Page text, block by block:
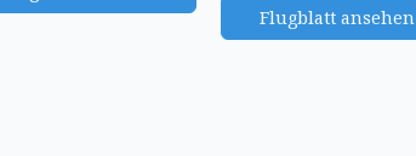
Flugblatt ansehen